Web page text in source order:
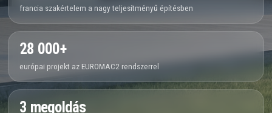
francia szakértelem a nagy teljesítményű építésben
28 000+
európai projekt az EUROMAC2 rendszerrel
3 megoldás